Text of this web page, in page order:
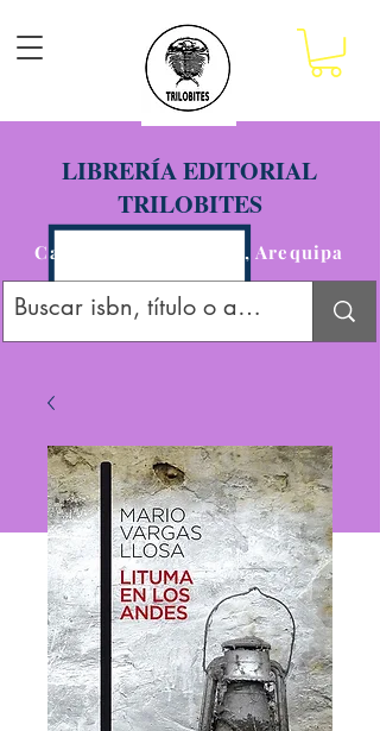
LIBRERÍA EDITORIAL
TRILOBITES
Calle San Agustín 201, Arequipa